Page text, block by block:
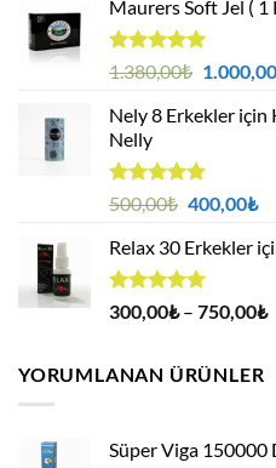
Maurers Soft Jel (
5 üzerinden
oy
aldı
1.380,00₺ Orijinal
1.000,00
Nely 8 Erkekler için
Nelly
5 üzerinden
oy
aldı
500,00₺ Orijinal
500,00₺.
400,00₺Şu
Relax 30 Erkekler
5 üzerinden
4.94oy
300,00₺ – 750,00₺
YORUMLANAN ÜRÜNLER
Süper Viga 150000